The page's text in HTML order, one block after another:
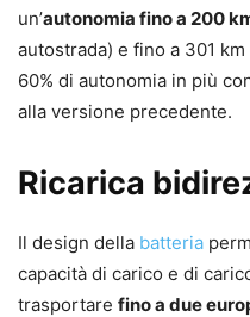
un’autonomia fino a 200
autostrada) e fino a 301
60% di autonomia in più
alla versione precedente.
Ricarica
Il design della batteria
capacità di carico e di
trasportare fino a due